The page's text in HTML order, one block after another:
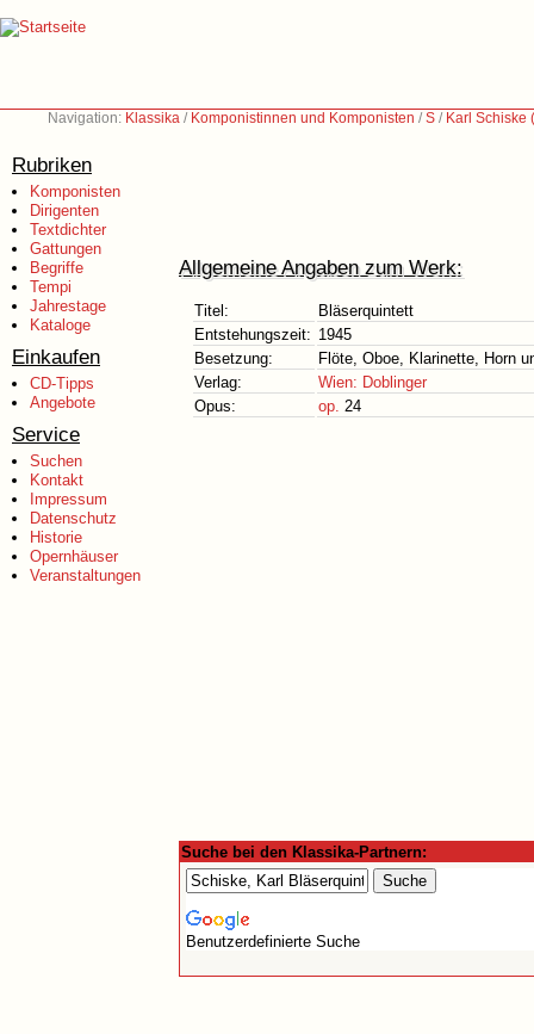
Navigation: Klassika / Komponistinnen und Komponisten /S / Karl Schiske
Rubriken
Komponisten
Dirigenten
Textdichter
Gattungen
Begriffe
Tempi
Jahrestage
Kataloge
Einkaufen
CD-Tipps
Angebote
Service
Suchen
Kontakt
Impressum
Datenschutz
Historie
Opernhäuser
Veranstaltungen
Allgemeine Angaben zum Werk:
Titel:
Bläserquintett
Entstehungszeit: 1945
Besetzung:
Flöte, Oboe, Klarinette, Horn
Verlag:
Wien: Doblinger
Opus:
op. 24
Suche bei den Klassika-Partnern:
Benutzerdefinierte Suche